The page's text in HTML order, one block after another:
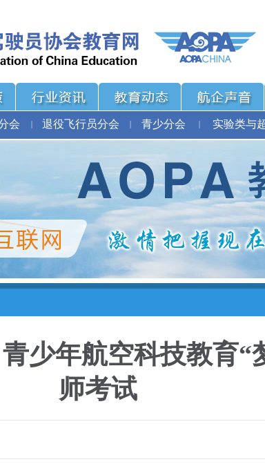
会 退役飞行员分会 青少分会 实验类与
少年航空科技教育“
师考试